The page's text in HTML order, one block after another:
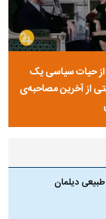
از حیات سیاسی یک
از آخرین مصاحبه‌ی
دیلمان